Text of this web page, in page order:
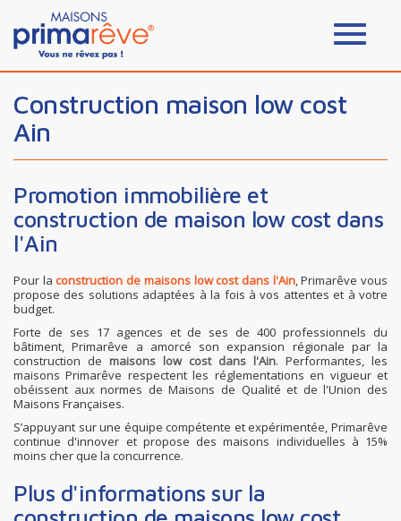
Construction maison low cost
Ain
Promotion immobilière et
construction de maison low cost dans
l'Ain
Pour laconstruction de maisons low cost dans l'Ain, Primarêve vous
propose des solutions adaptées à la fois à vos attentes et à votre
budget.
Forte de ses 17 agences et de ses de 400 professionnels du
bâtiment, Primarêve a amorcé son expansion régionale par la
construction de maisons low cost dans l'Ain. Performantes, les
maisons Primarêve respectent les réglementations en vigueur et
obéissent aux normes de Maisons de Qualité et de l'Union des
Maisons Françaises.
S’appuyant sur une équipe compétente et expérimentée, Primarêve
continue d'innover et propose des maisons individuelles à 15%
moins cher que la concurrence.
Plus d'informations sur la